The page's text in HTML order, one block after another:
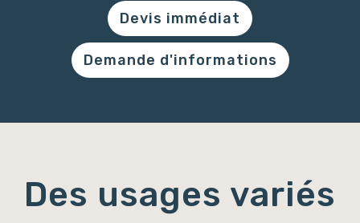
Devis immédiat
Demande d'informations
Des usages variés